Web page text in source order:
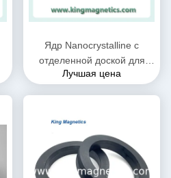
Ядр Nanocrystalline с
отделенной доской для
дросселя N30-20-10
Лучшая цена